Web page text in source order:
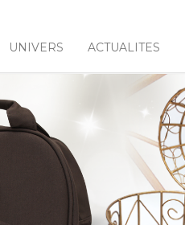
UNIVERS ACTUALITES